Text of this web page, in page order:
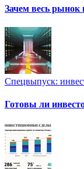
Зачем весь
Спецвыпуск:
Готовы ли